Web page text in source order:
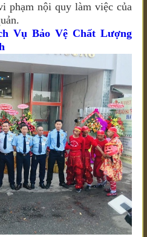
phạm nội quy làm việc của
Vụ Bảo Vệ Chất Lượng